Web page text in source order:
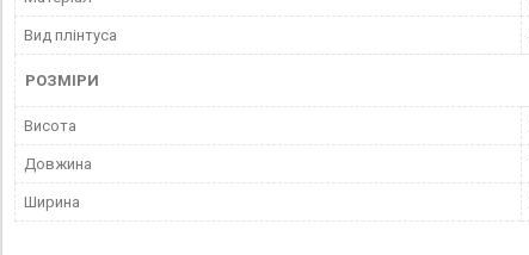
Вид плінтуса
РОЗМІРИ
Висота
Довжина
Ширина